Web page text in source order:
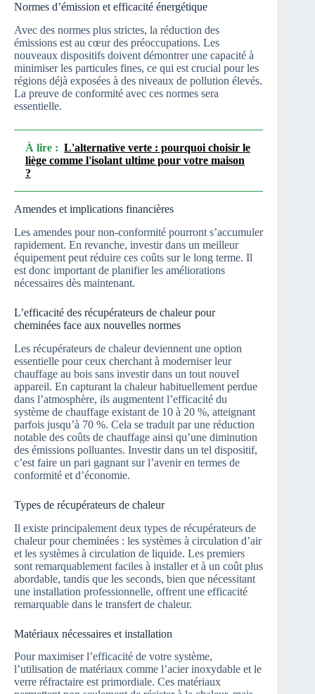
Normes d’émission et efficacité énergétique
Avec des normes plus strictes, la réduction des
émissions est au cœur des préoccupations. Les
nouveaux dispositifs doivent démontrer une capacité à
minimiser les particules fines, ce qui est crucial pour les
régions déjà exposées à des niveaux de pollution élevés.
La preuve de conformité avec ces normes sera
essentielle.
À lire : L'alternative verte : pourquoi choisir le
liège comme l'isolant ultime pour votre maison
?
Amendes et implications financières
Les amendes pour non-conformité pourront s’accumuler
rapidement. En revanche, investir dans un meilleur
équipement peut réduire ces coûts sur le long terme. Il
est donc important de planifier les améliorations
nécessaires dès maintenant.
L’efficacité des récupérateurs de chaleur pour
cheminées face aux nouvelles normes
Les récupérateurs de chaleur deviennent une option
essentielle pour ceux cherchant à moderniser leur
chauffage au bois sans investir dans un tout nouvel
appareil. En capturant la chaleur habituellement perdue
dans l’atmosphère, ils augmentent l’efficacité du
système de chauffage existant de 10 à 20 %, atteignant
parfois jusqu’à 70 %. Cela se traduit par une réduction
notable des coûts de chauffage ainsi qu’une diminution
des émissions polluantes. Investir dans un tel dispositif,
c’est faire un pari gagnant sur l’avenir en termes de
conformité et d’économie.
Types de récupérateurs de chaleur
Il existe principalement deux types de récupérateurs de
chaleur pour cheminées : les systèmes à circulation d’air
et les systèmes à circulation de liquide. Les premiers
sont remarquablement faciles à installer et à un coût plus
abordable, tandis que les seconds, bien que nécessitant
une installation professionnelle, offrent une efficacité
remarquable dans le transfert de chaleur.
Matériaux nécessaires et installation
Pour maximiser l’efficacité de votre système,
l’utilisation de matériaux comme l’acier inoxydable et le
verre réfractaire est primordiale. Ces matériaux